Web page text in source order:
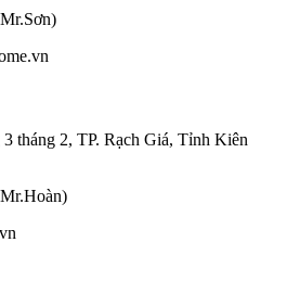
tháng 2, TP. Rạch Giá, Tỉnh Kiên